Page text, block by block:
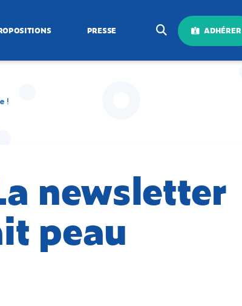
PRESSE ADHÉRER
!
newsletter
peau